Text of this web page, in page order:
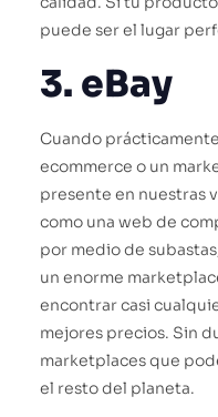
puede ser el lugar
3. eBay
Cuando
ecommerce o un
presente en nuestras
como una web de
por medio de
un enorme
encontrar casi
mejores precios. Sin
marketplaces que
el resto del planeta.